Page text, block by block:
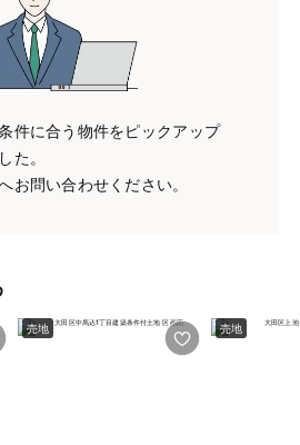
件に合う物件をピックアップ
た。
お問い合わせください。
売地 売地